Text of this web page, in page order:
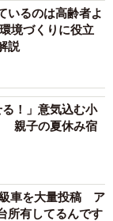
いるのは高齢者よ
境づくりに役立
説
る！」意気込む小
親子の夏休み宿
車を大量投稿 ア
所有してるんです